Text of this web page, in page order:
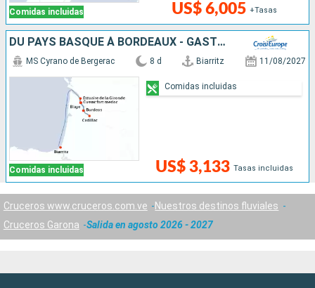
Comidas incluidas US$ 6,005 +Tasas
DU PAYS BASQUE À BORDEAUX - GASTRONOMIE AU PIED DES PYRÉNÉES ET CROISIÈRE DÉCOUVERTE BORDEAUX ET SA RÉGION
Comidas incluidas
MS Cyrano de Bergerac 8 d Biarritz 11/08/2027
US$ 3,133 Tasas incluidas
Comidas incluidas
Cruceros www.cruceros.com.ve
Nuestros destinos fluviales
Cruceros Garona
Salida en agosto 2026 - 2027